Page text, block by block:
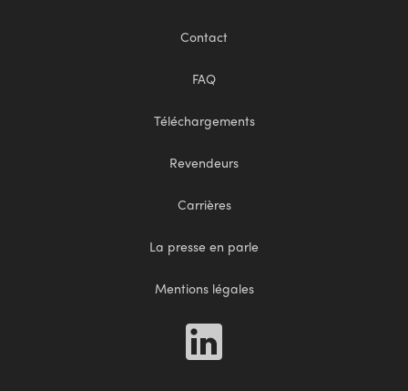
Contact
FAQ
Téléchargements
Revendeurs
Carrières
La presse en parle
Mentions légales